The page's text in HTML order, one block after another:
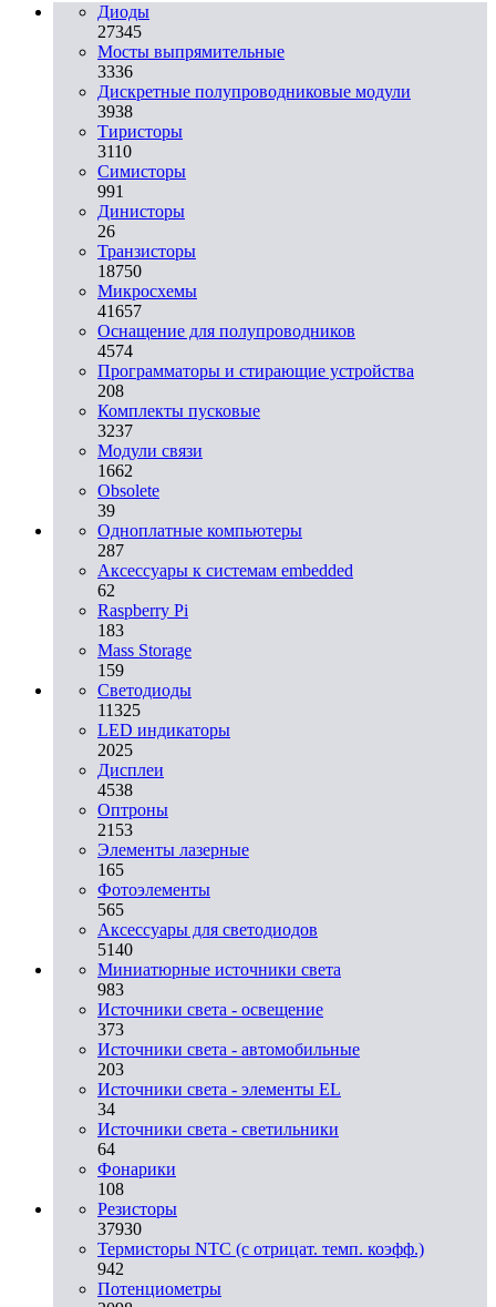
Диоды
27345
Мосты выпрямительные
3336
Дискретные полупроводниковые модули
3938
Тиристоры
3110
Симисторы
991
Динисторы
26
Транзисторы
18750
Микросхемы
41657
Оснащение для полупроводников
4574
Программаторы и стирающие устройства
208
Комплекты пусковые
3237
Модули связи
1662
Obsolete
39
Одноплатные компьютеры
287
Аксессуары к системам embedded
62
Raspberry Pi
183
Mass Storage
159
Светодиоды
11325
LED индикаторы
2025
Дисплеи
4538
Оптроны
2153
Элементы лазерные
165
Фотоэлементы
565
Аксессуары для светодиодов
5140
Миниатюрные источники света
983
Источники света - освещение
373
Источники света - автомобильные
203
Источники света - элементы EL
34
Источники света - светильники
64
Фонарики
108
Резисторы
37930
Термисторы NTC (с отрицат. темп. коэфф.)
942
Потенциометры